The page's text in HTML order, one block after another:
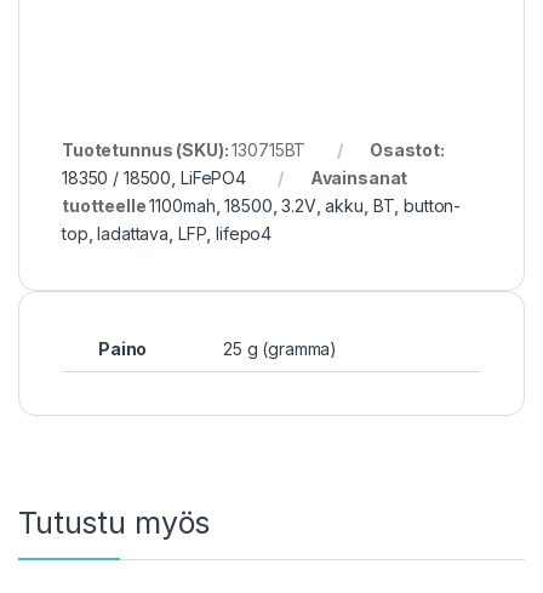
Tuotetunnus (SKU):130715BT
Osastot:
18350 / 18500 LiFePO4
Avainsanat
tuotteelle1100mah ,18500 ,3.2V,akku BT ,button-
top ,ladattava LFP ,lifepo4
Paino 25 g (gramma)
Tutustu myös